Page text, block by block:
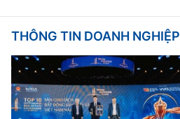
THÔNG TIN DOANH NGHIỆP